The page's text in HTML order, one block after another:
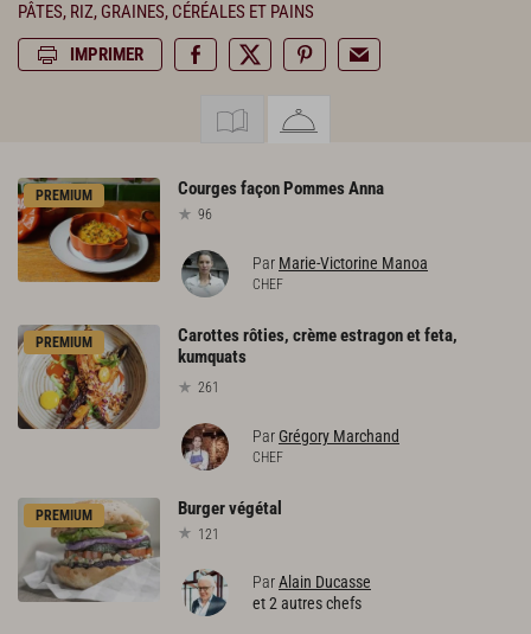
PÂTES, RIZ, GRAINES, CÉRÉALES ET PAINS
IMPRIMER
PREMIUM Courgesfaçon PommesAnna
96
Par Marie-Victorine Manoa
CHEF
PREMIUM
Carottes rôties, crème estragon et feta,
kumquats
261
ParGrégory Marchand
CHEF
PREMIUM Burgervégétal
121
ParAlain Ducasse
et 2 autres chefs